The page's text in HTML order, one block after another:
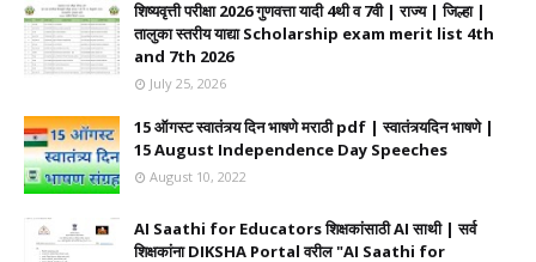
शिष्यवृत्ती परीक्षा 2026 गुणवत्ता यादी 4थी व 7वी | राज्य | जिल्हा |
तालुका स्तरीय याद्या Scholarship exam merit list 4th
and 7th 2026
July 25, 2026
15 ऑगस्ट स्वातंत्र्य दिन भाषणे मराठी pdf | स्वातंत्र्यदिन भाषणे |
15 August Independence Day Speeches
August 10, 2022
AI Saathi for Educators शिक्षकांसाठी AI साथी | सर्व
शिक्षकांना DIKSHA Portal वरील "AI Saathi for